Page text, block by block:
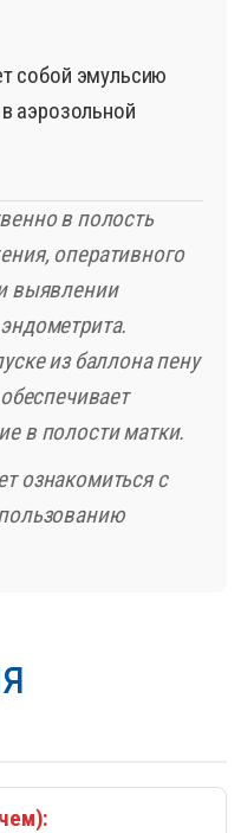
собой эмульсию
аэрозольной
в полость
оперативного
выявлении
из баллона пену
в полости матки.
ознакомиться с